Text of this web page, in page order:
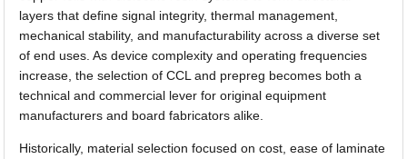
layers that define signal integrity, thermal management,
mechanical stability, and manufacturability across a diverse set
of end uses. As device complexity and operating frequencies
increase, the selection of CCL and prepreg becomes both a
technical and commercial lever for original equipment
manufacturers and board fabricators alike.
Historically, material selection focused on cost, ease of laminate